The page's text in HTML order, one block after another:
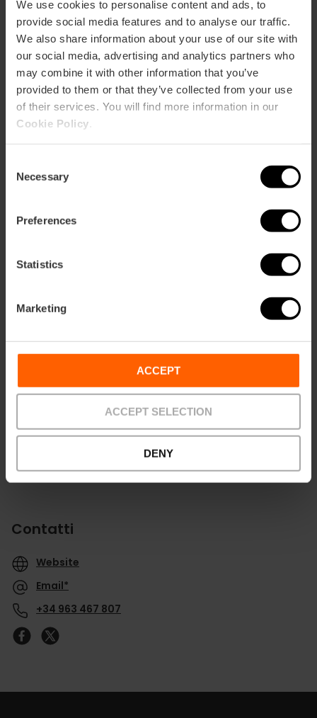
We use cookies to personalise content and ads, to
provide social media features and to analyse our traffic.
We also share information about your use of our site with
our social media, advertising and analytics partners who
may combine it with other information that you’ve
provided to them or that they’ve collected from your use
of their services. You will find more information in our
Cookie Policy
Selection
Necessary
Preferences
Statistics
Marketing
ACCEPT
ACCEPT SELECTION
DENY
Calle Rascanya, 16 46015 València
Contatti
Website
Email*
+34 963 467 807